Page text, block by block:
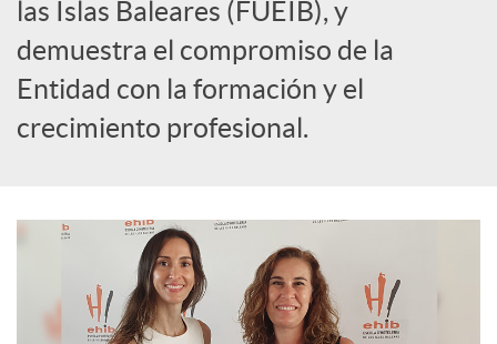
las Islas Baleares (FUEIB), y
demuestra el compromiso de la
Entidad con la formación y el
crecimiento profesional.